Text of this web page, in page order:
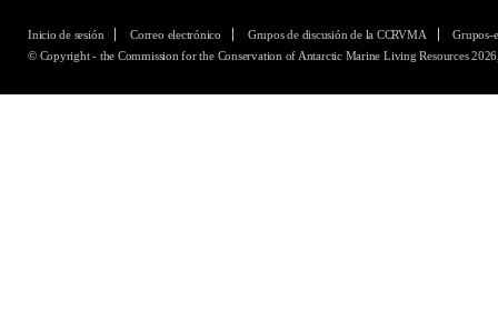
Inicio de sesión Correo electrónico Grupos de discusión de la CCRVMA
Grupos-
© Copyright - the Commission for the Conservation of Antarctic Marine Living Resources